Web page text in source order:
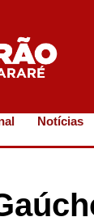
Notícias